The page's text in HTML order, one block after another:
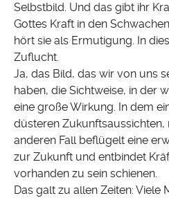
Selbstbild. Und das gibt ihr
Gottes Kraft in den
hört sie als Ermutigung. In
Zuflucht.
Ja, das Bild, das wir von uns
haben, die Sichtweise, in der
eine große Wirkung. In dem
düsteren Zukunftsaussichten,
anderen Fall beflügelt eine
zur Zukunft und entbindet
vorhanden zu sein schienen.
Das galt zu allen Zeiten: Viele